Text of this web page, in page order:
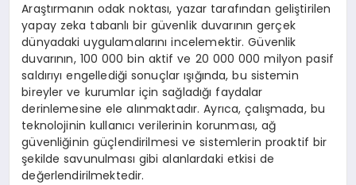
Araştırmanın odak noktası, yazar tarafından geliştirilen
yapay zeka tabanlı bir güvenlik duvarının gerçek
dünyadaki uygulamalarını incelemektir. Güvenlik
duvarının, 100 000 bin aktif ve 20 000 000 milyon pasif
saldırıyı engellediği sonuçlar ışığında, bu sistemin
bireyler ve kurumlar için sağladığı faydalar
derinlemesine ele alınmaktadır. Ayrıca, çalışmada, bu
teknolojinin kullanıcı verilerinin korunması, ağ
güvenliğinin güçlendirilmesi ve sistemlerin proaktif bir
şekilde savunulması gibi alanlardaki etkisi de
değerlendirilmektedir.